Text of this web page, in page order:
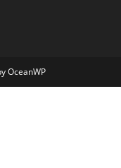
OceanWP